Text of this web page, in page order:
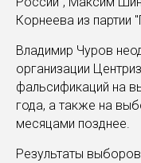
Корнеева из партии
Владимир Чуров
организации
фальсификаций на
года, а также на
месяцами позднее.
Результаты